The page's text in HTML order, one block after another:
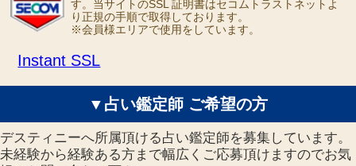
す。当サイトのSSL 証明書はセコムトラストネットよ
り正規の手順で取得しております。
※会員様エリアで使用をしています。
Instant SSL
▼占い鑑定師 ご希望の方
デスティニーへ所属頂ける占い鑑定師を募集しています。
未経験から経験ある方まで幅広くご応募頂けますのでお気